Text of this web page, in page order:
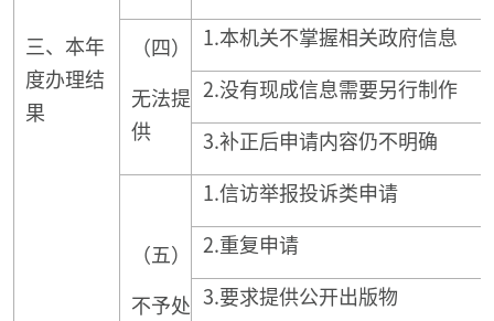
三、本年
度办理结
果
（四）
无法提
供
1.本机关不掌握相关政府信息
2.没有现成信息需要另行制作
3.补正后申请内容仍不明确
（五）
不予处
1.信访举报投诉类申请
2.重复申请
3.要求提供公开出版物